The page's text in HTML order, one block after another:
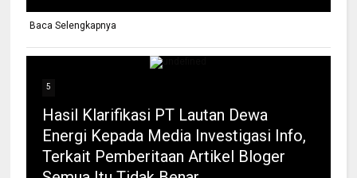
Baca Selengkapnya
5
Hasil Klarifikasi PT Lautan Dewa
Energi Kepada Media Investigasi Info,
Terkait Pemberitaan Artikel Bloger